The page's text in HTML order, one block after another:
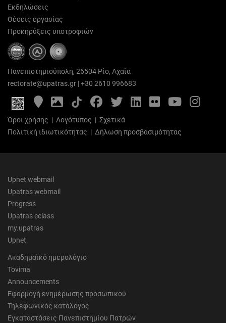
Εκδηλώσεις
Θέσεις εργασίας
Προκηρύξεις υποτροφιών
Πανεπιστημιούπολη, 26504 Ρίο, Αχαΐα
rectorate@upatras.gr |+30 2610 996683
Google
Maps
Photo
Gallery
FacebookTwitterLinkedIn
FlickrYouTube
Όροι χρήσης | Λογότυπος | Σχετικά
Πολιτική ιδιωτικότητας | Δήλωση προσβασιμότητας
Upnet webmail
Upatras webmail
Progress
Upatras eclass
my.upatras
Upnet
Ακαδημαϊκό ημερολόγιο
Tovima
Announcements
Εφαρμογή ενημέρωσης προσωπικού
Τηλεφωνικός κατάλογος
Εγκαταστάσεις Πανεπιστημίου Πατρών